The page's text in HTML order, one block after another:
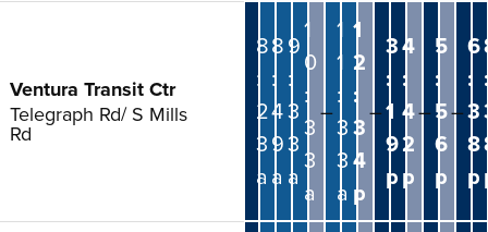
Ventura Transit Ctr
Telegraph Rd/ S Mills
Rd
8
:
2
3
a
8
:
4
9
a
9
:
3
3
a
1
0
:
3
3
a
–
1
1
:
3
3
a
1
2
:
3
4
p
–
3
:
1
9
p
4
:
4
2
p
–
5
:
5
6
p
–
6
:
3
8
p
: